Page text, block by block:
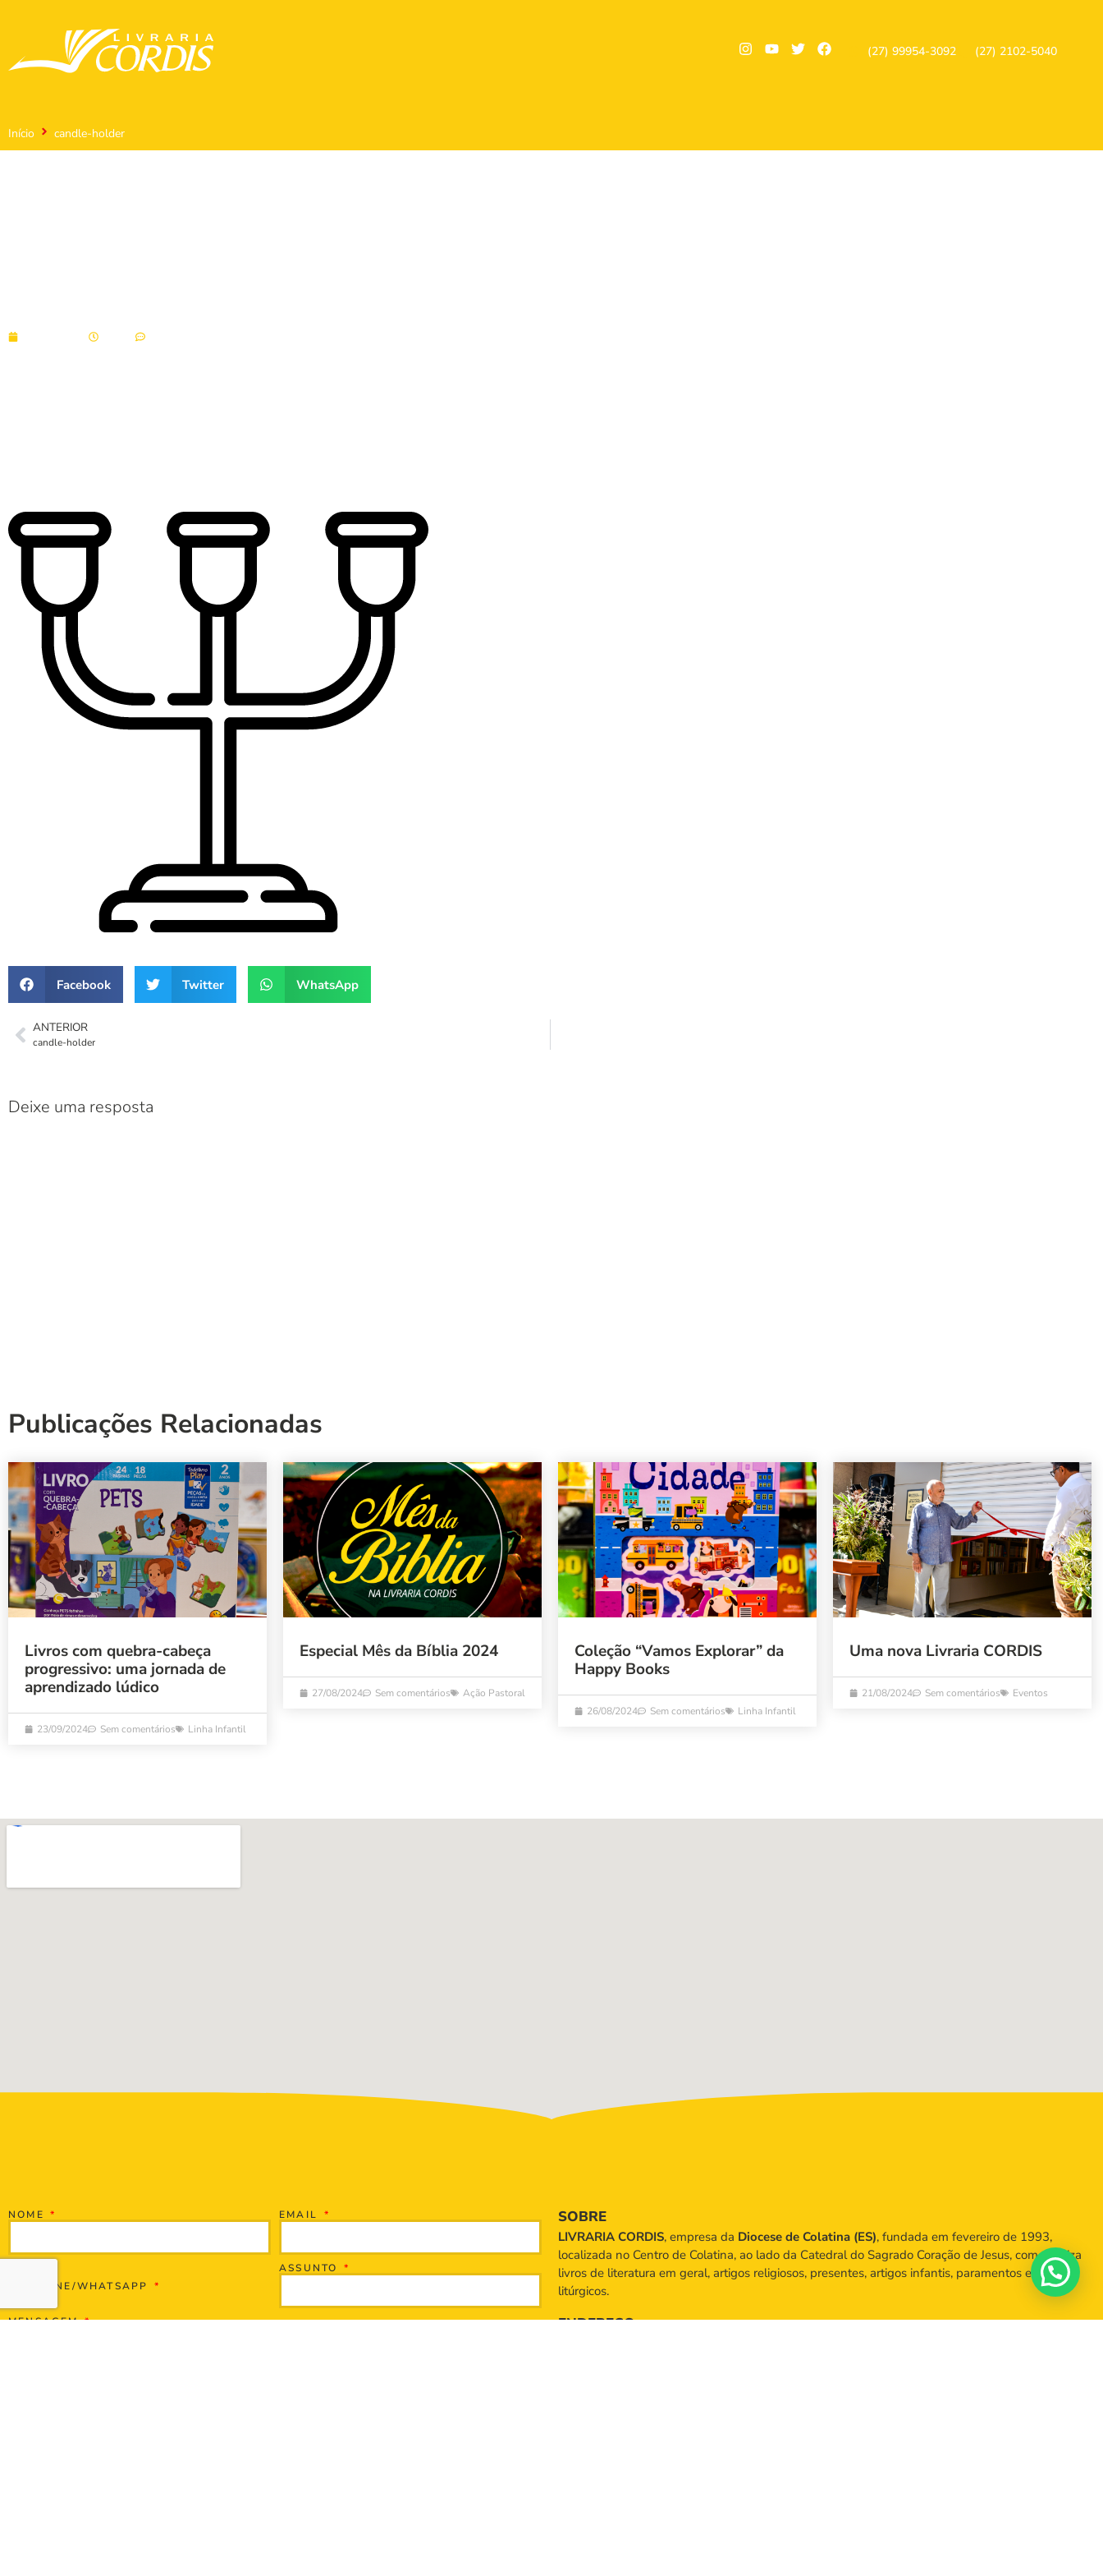
(27) 99954-3092 (27) 2102-5040
Início candle-holder
Facebook Twitter WhatsApp
ANTERIOR
candle-holder
Deixe uma resposta
Publicações Relacionadas
Livros com quebra-cabeça
progressivo: uma jornada de
aprendizado lúdico
23/09/2024 Sem comentários Linha Infantil
Especial Mês da Bíblia 2024
27/08/2024 Sem comentários Ação Pastoral
Coleção “Vamos Explorar” da
Happy Books
26/08/2024 Sem comentários Linha Infantil
Uma nova Livraria CORDIS
21/08/2024 Sem comentários Eventos
NOME EMAIL
TELEFONE/WHATSAPP
ASSUNTO
MENSAGEM
SOBRE
LIVRARIA CORDIS, empresa da Diocese de Colatina (ES), fundada em fevereiro de 1993,
localizada no Centro de Colatina, ao lado da Catedral do Sagrado Coração de Jesus, comercializa
livros de literatura em geral, artigos religiosos, presentes, artigos infantis, paramentos e objetos
litúrgicos.
ENDEREÇO